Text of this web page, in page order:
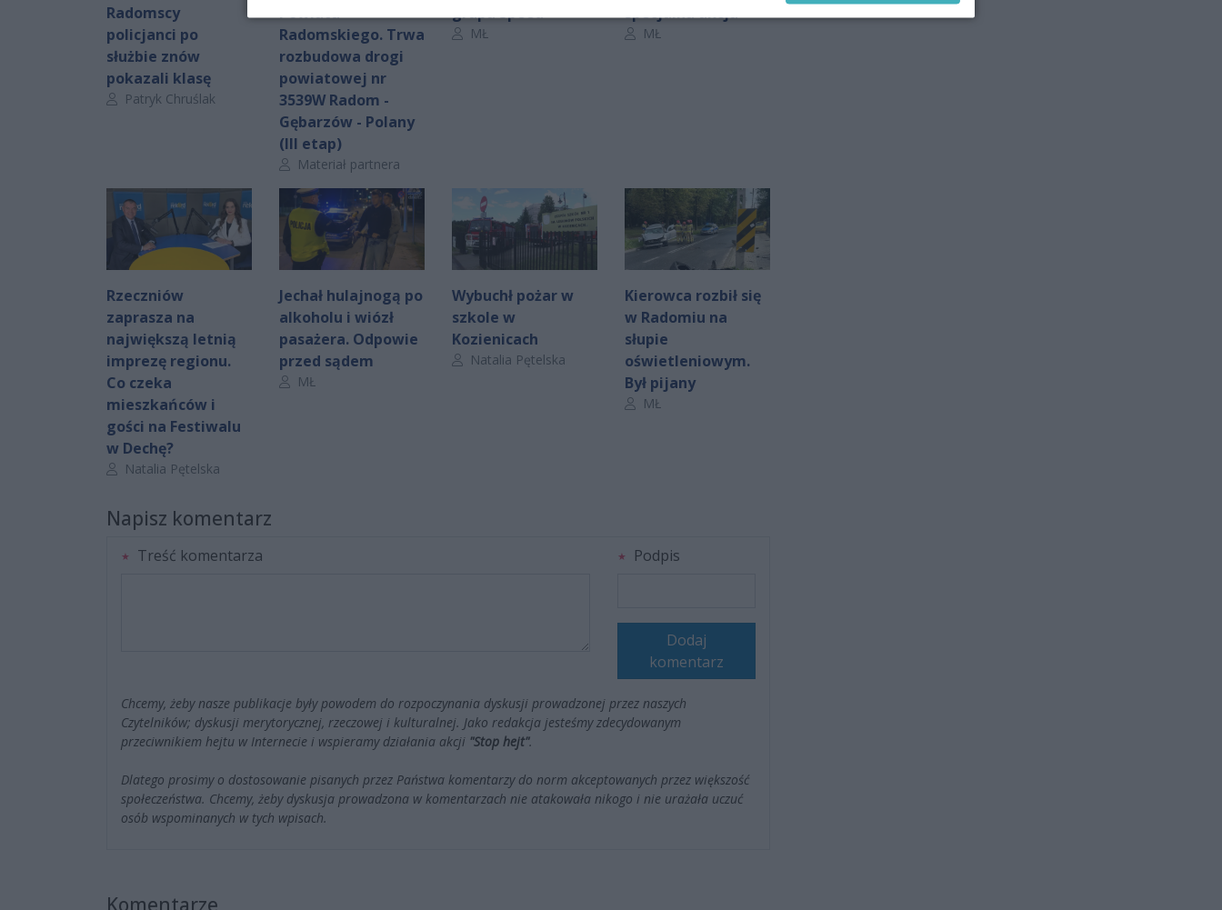
Radomscy
policjanci po
służbie znów
pokazali klasę
Autor artykułu:
Patryk Chruślak
Powiatu
Radomskiego. Trwa
rozbudowa drogi
powiatowej nr
3539W Radom -
Gębarzów - Polany
(III etap)
Autor artykułu:
Materiał partnera
grupa Speed
Autor artykułu:
MŁ
specjalna akcja
Autor artykułu:
MŁ
Rzeczniów
zaprasza na
największą letnią
imprezę regionu.
Co czeka
mieszkańców i
gości na Festiwalu
w Dechę?
Autor artykułu:
Natalia Pętelska
Jechał hulajnogą po
alkoholu i wiózł
pasażera. Odpowie
przed sądem
Autor artykułu:
MŁ
Wybuchł pożar w
szkole w
Kozienicach
Autor artykułu:
Natalia Pętelska
Kierowca rozbił się
w Radomiu na
słupie
oświetleniowym.
Był pijany
Autor artykułu:
MŁ
Napisz komentarz
Treść komentarza Podpis
Dodaj
komentarz
Chcemy, żeby nasze publikacje były powodem do rozpoczynania dyskusji prowadzonej przez naszych
Czytelników; dyskusji merytorycznej, rzeczowej i kulturalnej. Jako redakcja jesteśmy zdecydowanym
przeciwnikiem hejtu w Internecie i wspieramy działania akcji "Stop hejt".
Dlatego prosimy o dostosowanie pisanych przez Państwa komentarzy do norm akceptowanych przez większość
społeczeństwa. Chcemy, żeby dyskusja prowadzona w komentarzach nie atakowała nikogo i nie urażała uczuć
osób wspominanych w tych wpisach.
Komentarze